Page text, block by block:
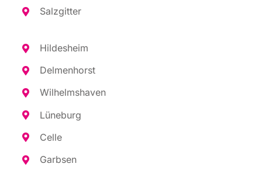
Salz­git­ter
Hil­des­heim
Del­men­horst
Wil­helms­ha­ven
Lüne­burg
Cel­le
Garb­sen